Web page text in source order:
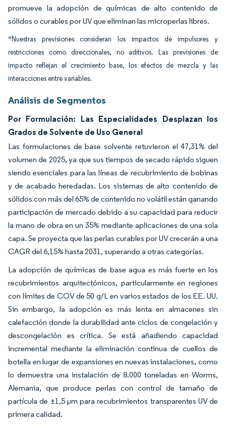
promueve la adopción de químicas de alto contenido de
sólidos o curables por UV que eliminan las microperlas libres.
*Nuestras previsiones consideran los impactos de impulsores y
restricciones como direccionales, no aditivos. Las previsiones de
impacto reflejan el crecimiento base, los efectos de mezcla y las
interacciones entre variables.
Análisis de Segmentos
Por Formulación: Las Especialidades Desplazan los
Grados de Solvente de Uso General
Las formulaciones de base solvente retuvieron el 47,31% del
volumen de 2025, ya que sus tiempos de secado rápido siguen
siendo esenciales para las líneas de recubrimiento de bobinas
y de acabado heredadas. Los sistemas de alto contenido de
sólidos con más del 65% de contenido no volátil están ganando
participación de mercado debido a su capacidad para reducir
la mano de obra en un 35% mediante aplicaciones de una sola
capa. Se proyecta que las perlas curables por UV crecerán a una
CAGR del 6,15% hasta 2031, superando a otras categorías.
La adopción de químicas de base agua es más fuerte en los
recubrimientos arquitectónicos, particularmente en regiones
con límites de COV de 50 g/L en varios estados de los EE. UU.
Sin embargo, la adopción es más lenta en almacenes sin
calefacción donde la durabilidad ante ciclos de congelación y
descongelación es crítica. Se está añadiendo capacidad
incremental mediante la eliminación continua de cuellos de
botella en lugar de expansiones en nuevas instalaciones, como
lo demuestra una instalación de 8.000 toneladas en Worms,
Alemania, que produce perlas con control de tamaño de
partícula de ±1,5 µm para recubrimientos transparentes UV de
primera calidad.